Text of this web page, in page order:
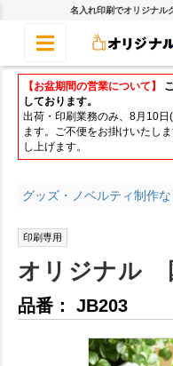
名入れ印刷でオリジナル
【お盆期間の営業について】
しております。
出荷・印刷業務のみ、8月10
ます。ご不便をお掛けいたし
し上げます。
グッズ・ノベルティ制作
印刷専用
オリジナル
品番： JB203